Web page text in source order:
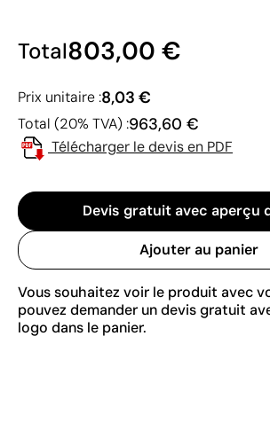
Total803,00 €
Prix unitaire :8,03 €
Total (20% TVA) :963,60 €
Télécharger le devis en PDF
Devis gratuit avec aperçu
Ajouter au panier
Vous souhaitez voir le produit avec
pouvez demander un devis gratuit
logo dans le panier.